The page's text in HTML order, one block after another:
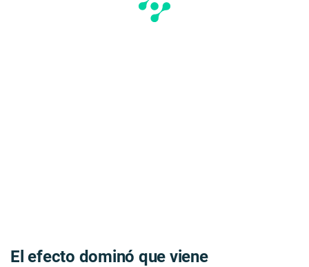
El efecto dominó que viene